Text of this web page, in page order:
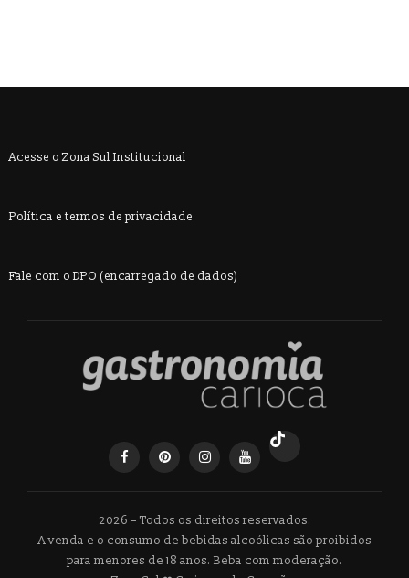
Acesse o Zona Sul Institucional
Política e termos de privacidade
Fale com o DPO (encarregado de dados)
2026 – Todos os direitos reservados.
A venda e o consumo de bebidas alcoólicas são proibidos
para menores de 18 anos. Beba com moderação.